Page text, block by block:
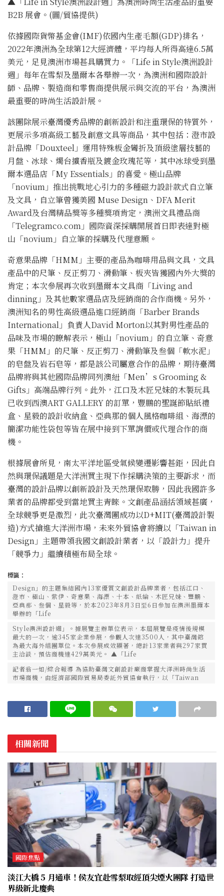
B2B 展會。(圖/貿協提供)
依據國際貨幣基金會(IMF)依國內生產毛額(GDP)排名，
2022年澳洲為全球第12大經濟體，平均每人所得高達6.5萬
美元，足見澳洲市場甚具購買力。「Life in Style澳洲設計
週」每年在雪梨及墨爾本各舉辦一次，為澳洲和國際設計
師、品牌、製造商和零售商提供展示與交流的平台，為澳洲
最重要的時尚生活設計展。
該團除展示臺灣優秀品牌的創新設計和注重環保的特質外，
更展示多項高級工藝及創意文具等商品，其中包括：澄市設
計品牌「Douxteel」運用特殊板金彎折及頂級塗層技藝的
月盤、冰球、燭台擴香瓶及鍍金玫瑰花等，其中冰球受到墨
爾本選品店「My Essentials」的喜愛。極山品牌
「novium」推出挑戰地心引力的多種磁力設計款式自立筆
及文具，自立筆曾獲美國 Muse Design、DFA Merit
Award及台灣精品獎等多種獎項肯定，澳洲文具禮品商
「Telegramco.com」國際資深採購開展首日即表達對極
山「novium」自立筆的採購及代理意願。
奇意果品牌「HMM」主要的產品為咖啡用品與文具，文具
產品中的尺筆、反正剪刀、滑動筆、板夾皆獲國內外大獎的
肯定；本次參展再次收到墨爾本文具商「Living and
dinning」及其他數家選品店及經銷商的合作商機。另外，
澳洲知名的男性高級選品進口經銷商「Barber Brands
International」負責人David Morton以其對男性產品的
品味及市場的瞭解表示，極山「novium」的自立筆、奇意
果「HMM」的尺筆、反正剪刀、滑動筆及叁個「軟水泥」
的皂盤及岩石皂等，都是該公司屬意合作的品牌，期待臺灣
品牌將與其他國際品牌同列澳紐「Men’s Grooming &
Gifts」高端品牌行列。此外，江口及木匠兄妹的木製玩具
已收到西澳ART GALLERY 的訂單，豐鵬的聖誕節貼紙禮
盒、星毅的設計收納盒、亞典那的個人風格咖啡組、海漂的
簡潔功能性袋包等皆在展中接到下單詢價或代理合作的商
機。
根據展會所見，南太平洋地區受氣候變遷影響甚鉅，因此自
然與環保議題是大洋洲買主現下作採購決策的主要訴求，而
臺灣的設計品牌以創新設計及天然環保取勝，因此我國許多
業者的品牌都受到當地買主青睞。文創產品涵括領域甚廣，
全球競爭更是激烈，此次臺灣團成功以D+MIT(臺灣設計製
造)方式搶進大洋洲市場，未來外貿協會將續以「Taiwan in
Design」主題帶領我國文創設計業者，以「設計力」提升
「競爭力」繼續積極布局全球。
標籤：
Design」的主題集結國內13家優質文創設計品牌業者，包括江口、
澄市、極山、紫伊、奇意果、海漂、十本、紙綸、木匠兄妹、豐鵬、
亞典那、叁個、星毅等，於本2023年8月3日至6日參加在澳洲墨爾本
舉辦的「Life
Style澳洲設計週」。據展覽主辦單位表示，本屆展覽是疫情後規模
最大的一次，逾345家企業參展，參觀人次達3500人，其中臺灣館
為最大海外組團單位。本次參展成效顯著，總計13家業者與297家買
主洽談，預估商機達429萬美元。 ▲「Life
記者翁一如/綜合報導 為協助臺灣文創設計廠商掌握大洋洲時尚生活
市場商機，由經濟部國際貿易局委託外貿協會執行，以「Taiwan
相關新聞
國際焦點
淡江大橋 5 月通車！侯友宜赴雪梨取經頂尖煙火團隊 打造世
界級新北慶典